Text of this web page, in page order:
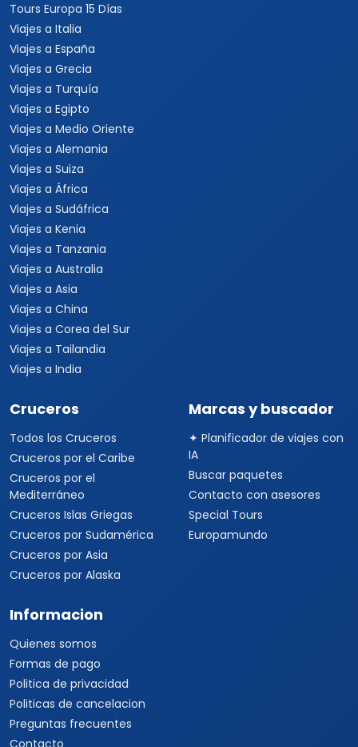
Tours Europa 15 Días
Viajes a Italia
Viajes a España
Viajes a Grecia
Viajes a Turquía
Viajes a Egipto
Viajes a Medio Oriente
Viajes a Alemania
Viajes a Suiza
Viajes a África
Viajes a Sudáfrica
Viajes a Kenia
Viajes a Tanzania
Viajes a Australia
Viajes a Asia
Viajes a China
Viajes a Corea del Sur
Viajes a Tailandia
Viajes a India
Cruceros
Todos los Cruceros
Cruceros por el Caribe
Cruceros por el
Mediterráneo
Cruceros Islas Griegas
Cruceros por Sudamérica
Cruceros por Asia
Cruceros por Alaska
Marcas y buscador
✦ Planificador de viajes con
IA
Buscar paquetes
Contacto con asesores
Special Tours
Europamundo
Informacion
Quienes somos
Formas de pago
Politica de privacidad
Politicas de cancelacion
Preguntas frecuentes
Contacto